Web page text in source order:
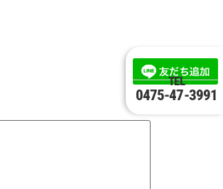
TEL
0475-47-3991